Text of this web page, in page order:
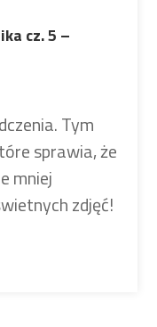
cz. 5 –
Tym
sprawia, że
mniej
zdjęć!